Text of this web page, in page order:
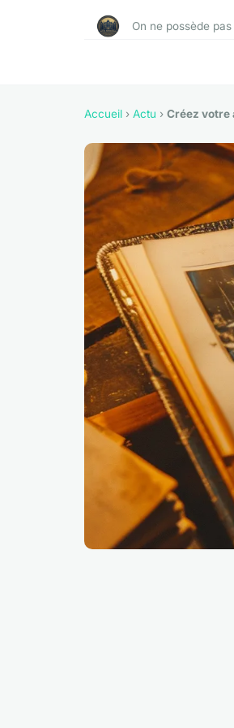
On ne possède
Accueil › Actu › Créez votre